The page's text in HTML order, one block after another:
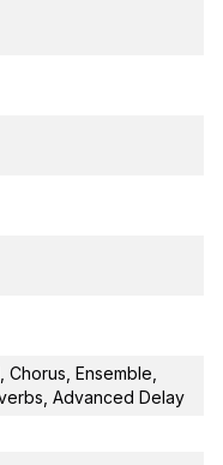
Ensemble,
Advanced Delay